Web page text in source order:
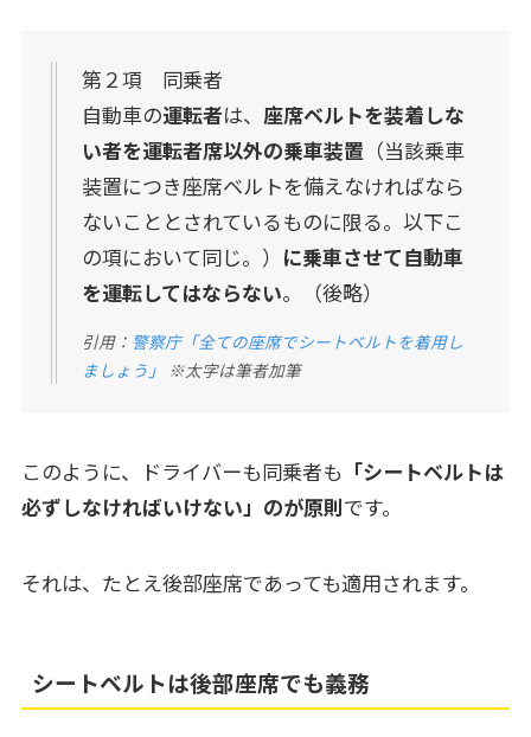
第２項 同乗者
自動車の運転者は、 座席ベルトを装着しな
い者を運転者席以外の乗車装置 （当該乗車
装置につき座席ベルトを備えなければなら
ないこととされているものに限る。以下こ
の項において同じ。） に乗車させて自動車
を運転してはならない。（後略）
引用： 警察庁「全ての座席でシートベルトを着用し
ましょう」
※太字は筆者加筆
このように、ドライバーも同乗者も 「シートベルトは
必ずしなければいけない」のが原則です。
それは、たとえ後部座席であっても適用されます。
シートベルトは後部座席でも義務